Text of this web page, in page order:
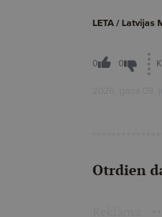
LETA / Latvijas
0 0
2026. gada 09.
Otrdien